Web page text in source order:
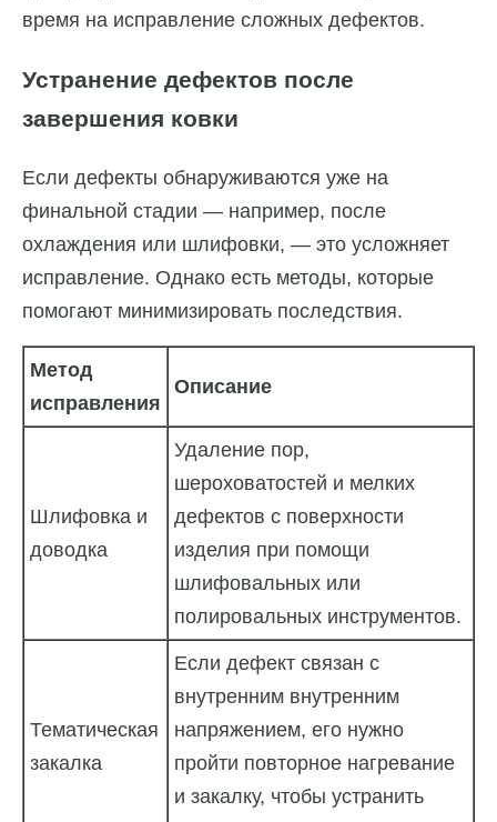
время на исправление сложных дефектов.
Устранение дефектов после
завершения ковки
Если дефекты обнаруживаются уже на
финальной стадии — например, после
охлаждения или шлифовки, — это усложняет
исправление. Однако есть методы, которые
помогают минимизировать последствия.
Метод
исправления
Описание
Шлифовка и
доводка
Удаление пор,
шероховатостей и мелких
дефектов с поверхности
изделия при помощи
шлифовальных или
полировальных инструментов.
Тематическая
закалка
Если дефект связан с
внутренним внутренним
напряжением, его нужно
пройти повторное нагревание
и закалку, чтобы устранить